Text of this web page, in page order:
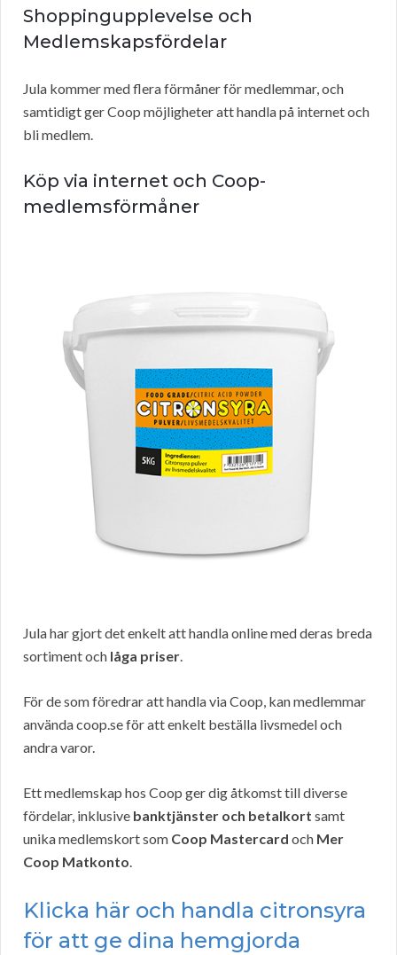
Shoppingupplevelse och
Medlemskapsfördelar
Jula kommer med flera förmåner för medlemmar, och
samtidigt ger Coop möjligheter att handla på internet och
bli medlem.
Köp via internet och Coop-
medlemsförmåner
Jula har gjort det enkelt att handla online med deras breda
sortiment och låga priser.
För de som föredrar att handla via Coop, kan medlemmar
använda coop.se för att enkelt beställa livsmedel och
andra varor.
Ett medlemskap hos Coop ger dig åtkomst till diverse
fördelar, inklusive banktjänster och betalkort samt
unika medlemskort som Coop Mastercard och Mer
Coop Matkonto.
Klicka här och handla citronsyra
för att ge dina hemgjorda